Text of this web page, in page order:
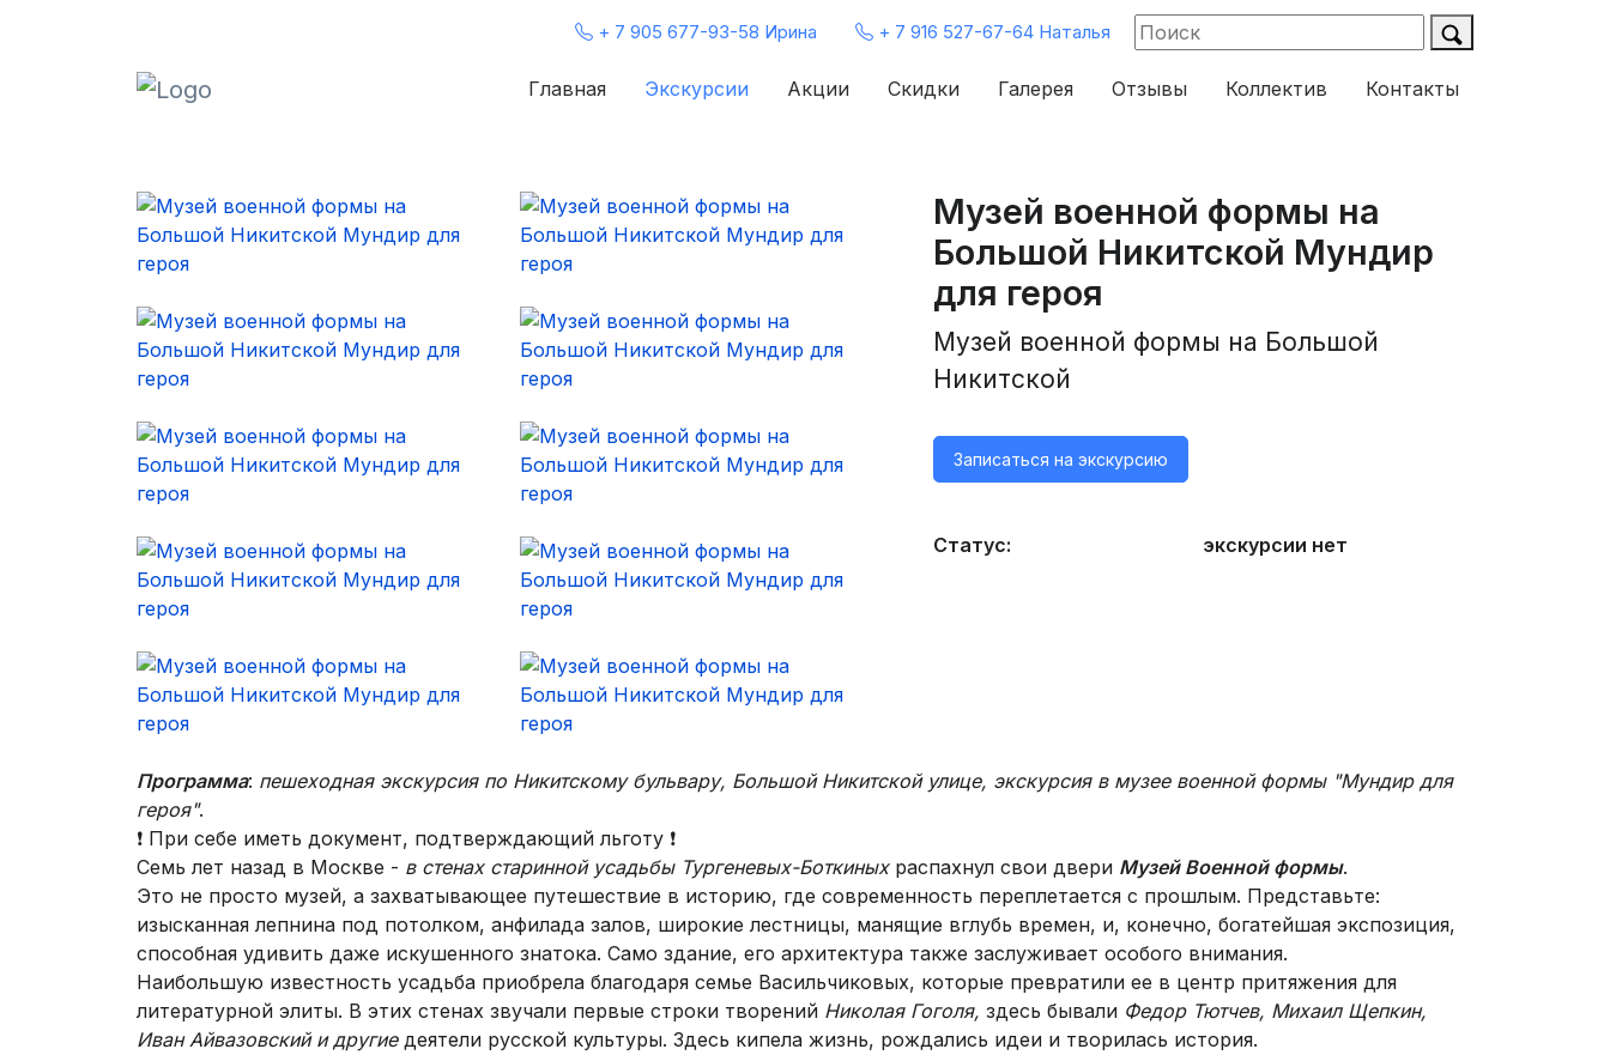
+ 7 905 677-93-58 Ирина + 7 916 527-67-64 Наталья
Главная Экскурсии Акции Скидки Галерея Отзывы Коллектив Контакты
Музей военной формы на
Большой Никитской Мундир
для героя
Музей военной формы на Большой
Никитской
Записаться на экскурсию
Статус: экскурсии нет
Программа: пешеходная экскурсия по Никитскому бульвару, Большой Никитской улице, экскурсия в музее военной формы "Мундир для
героя".
❗ При себе иметь документ, подтверждающий льготу ❗
Семь лет назад в Москве - в стенах старинной усадьбы Тургеневых-Боткиных распахнул свои двери Музей Военной формы.
Это не просто музей, а захватывающее путешествие в историю, где современность переплетается с прошлым. Представьте:
изысканная лепнина под потолком, анфилада залов, широкие лестницы, манящие вглубь времен, и, конечно, богатейшая экспозиция,
способная удивить даже искушенного знатока. Само здание, его архитектура также заслуживает особого внимания.
Наибольшую известность усадьба приобрела благодаря семье Васильчиковых, которые превратили ее в центр притяжения для
литературной элиты. В этих стенах звучали первые строки творений Николая Гоголя, здесь бывали Федор Тютчев, Михаил Щепкин,
Иван Айвазовский и другиедеятели русской культуры. Здесь кипела жизнь, рождались идеи и творилась история.